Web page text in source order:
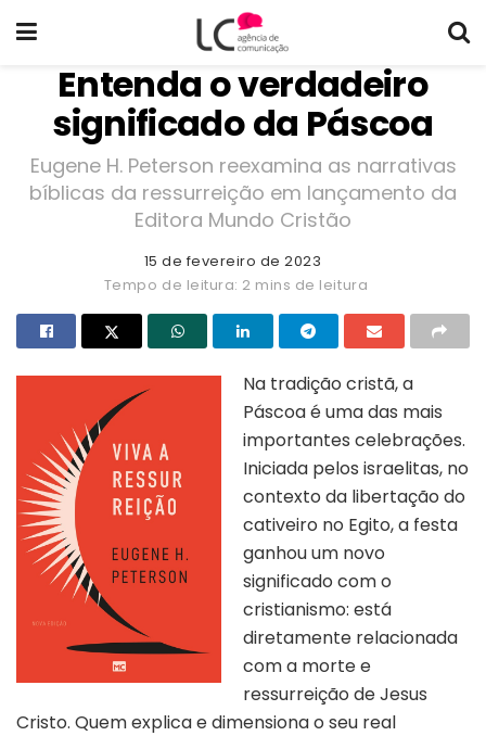
Entenda o verdadeiro
significado da Páscoa
Eugene H. Peterson reexamina as narrativas
bíblicas da ressurreição em lançamento da
Editora Mundo Cristão
15 de fevereiro de 2023
Tempo de leitura: 2 mins de leitura
Na tradição cristã, a
Páscoa é uma das mais
importantes celebrações.
Iniciada pelos israelitas, no
contexto da libertação do
cativeiro no Egito, a festa
ganhou um novo
significado com o
cristianismo: está
diretamente relacionada
com a morte e
ressurreição de Jesus
Cristo. Quem explica e dimensiona o seu real